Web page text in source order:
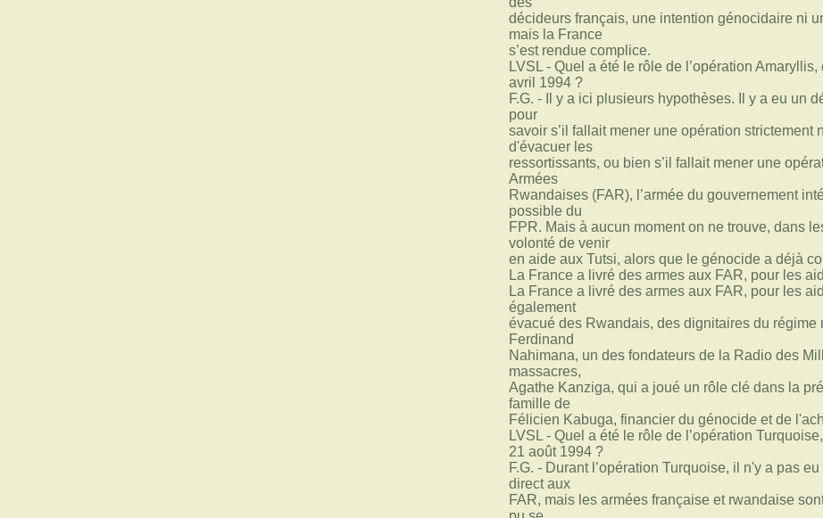
décideurs français, une intention génocidaire ni
mais la France
s’est rendue complice.
LVSL - Quel a été le rôle de l’opération
avril 1994 ?
F.G. - Il y a ici plusieurs hypothèses. Il y a eu un
pour
savoir s’il fallait mener une opération strictement
d'évacuer les
ressortissants, ou bien s’il fallait mener une
Armées
Rwandaises (FAR), l’armée du gouvernement
possible du
FPR. Mais à aucun moment on ne trouve, dans
volonté de venir
en aide aux Tutsi, alors que le génocide a déjà
La France a livré des armes aux FAR, pour les
La France a livré des armes aux FAR, pour les
également
évacué des Rwandais, des dignitaires du régime
Ferdinand
Nahimana, un des fondateurs de la Radio des
massacres,
Agathe Kanziga, qui a joué un rôle clé dans la
famille de
Félicien Kabuga, financier du génocide et de
LVSL - Quel a été le rôle de l’opération
21 août 1994 ?
F.G. - Durant l’opération Turquoise, il n'y a pas
direct aux
FAR, mais les armées française et rwandaise